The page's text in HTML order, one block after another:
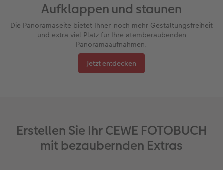
Aufklappen und staunen
Die Panoramaseite bietet Ihnen noch mehr Gestaltungsfreiheit
und extra viel Platz für Ihre atemberaubenden
Panoramaaufnahmen.
Jetzt entdecken
Erstellen Sie Ihr CEWE FOTOBUCH
mit bezaubernden Extras